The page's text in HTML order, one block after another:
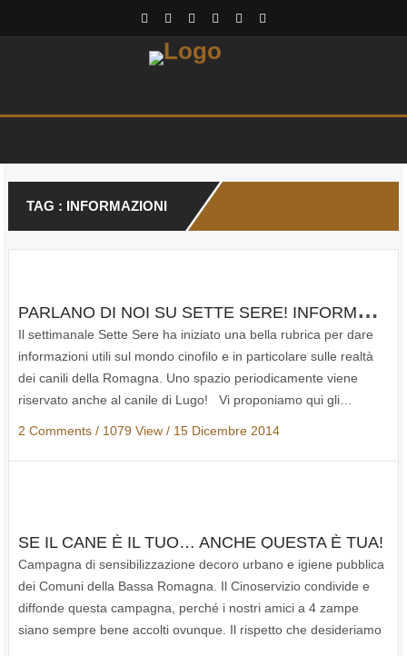
TAG : INFORMAZIONI
P
ARLANO DI NOI SU SETTE SERE! INFORMAZIONI UTILI SU CANI E CANILI IN ROMAGNA
Il settimanale Sette Sere ha iniziato una bella rubrica per dare
informazioni utili sul mondo cinofilo e in particolare sulle realtà
dei canili della Romagna. Uno spazio periodicamente viene
riservato anche al canile di Lugo! Vi proponiamo qui gli…
2 Comments/ 1079 View / 15 Dicembre 2014
SE IL CANE È IL TUO… ANCHE QUESTA È TUA!
Campagna di sensibilizzazione decoro urbano e igiene pubblica
dei Comuni della Bassa Romagna. Il Cinoservizio condivide e
diffonde questa campagna, perché i nostri amici a 4 zampe
siano sempre bene accolti ovunque. Il rispetto che desideriamo